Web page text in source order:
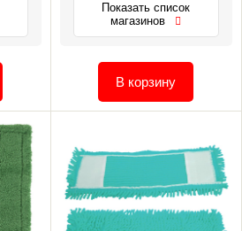
Показать список
магазинов
В корзину